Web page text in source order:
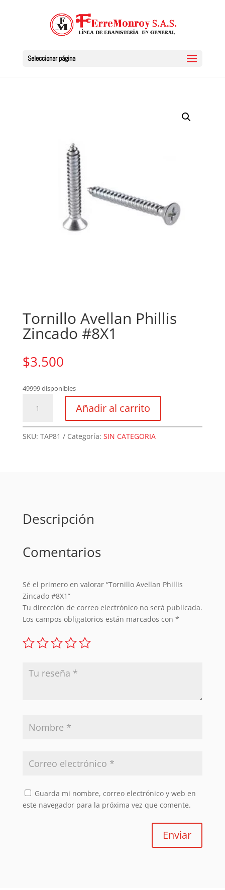
Seleccionar página
Tornillo Avellan Phillis
Zincado #8X1
$3.500
49999 disponibles
Avellan
Zincado
Añadir al carrito
SKU: TAP81 Categoría: SIN CATEGORIA
Descripción
Comentarios
Sé el primero en valorar “Tornillo Avellan Phillis
Zincado #8X1”
Tu dirección de correo electrónico no será publicada.
Los campos obligatorios están marcados con *
Guarda mi nombre, correo electrónico y web en
este navegador para la próxima vez que comente.
Enviar